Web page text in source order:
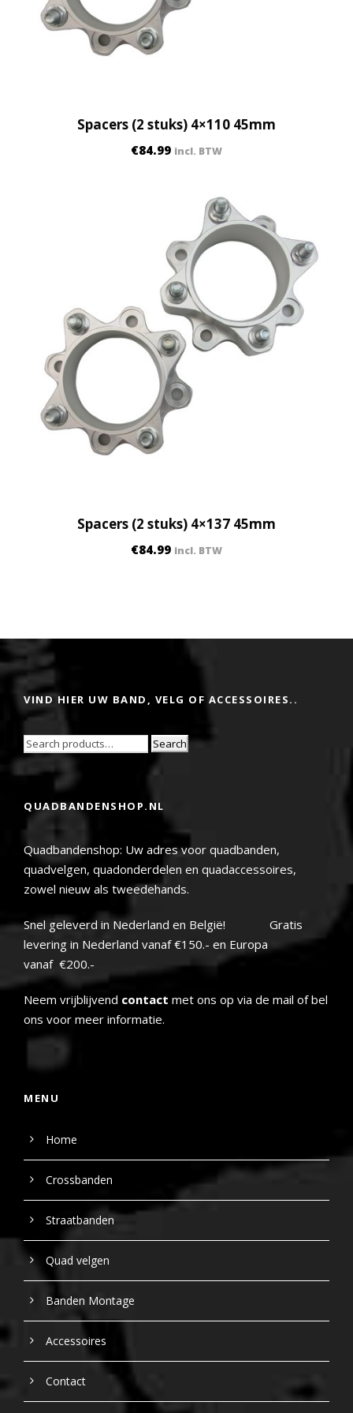
Spacers (2 stuks) 4×110 45mm
€84.99 incl. BTW
Spacers (2 stuks) 4×137 45mm
€84.99 incl. BTW
VIND HIER UW BAND, VELG OF ACCESSOIRES..
Search
QUADBANDENSHOP.NL
Quadbandenshop: Uw adres voor quadbanden,
quadvelgen, quadonderdelen en quadaccessoires,
zowel nieuw als tweedehands.
Snel geleverd in Nederland en België! Gratis
levering in Nederland vanaf €150.- en Europa
vanaf €200.-
Neem vrijblijvend contact met ons op via de mail of bel
ons voor meer informatie.
MENU
Home
Crossbanden
Straatbanden
Quad velgen
Banden Montage
Accessoires
Contact